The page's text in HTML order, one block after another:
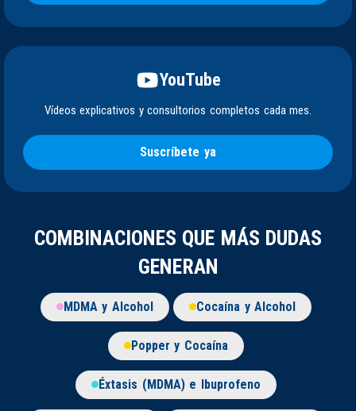
YouTube
Vídeos explicativos y consultorios completos cada mes.
Suscríbete ya
COMBINACIONES QUE MÁS DUDAS
GENERAN
MDMA y Alcohol Cocaína y Alcohol
Popper y Cocaína
Éxtasis (MDMA) e Ibuprofeno